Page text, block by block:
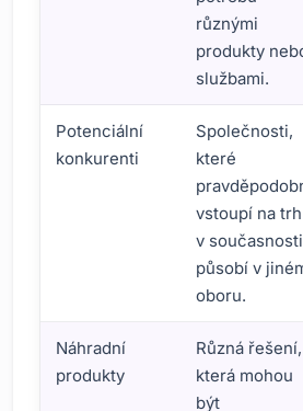
různými
produkty
službami.
Potenciální
konkurenti
Společnosti,
které
vstoupí na
v současnosti
působí v
oboru.
Náhradní
produkty
Různá řešení,
která mohou
být